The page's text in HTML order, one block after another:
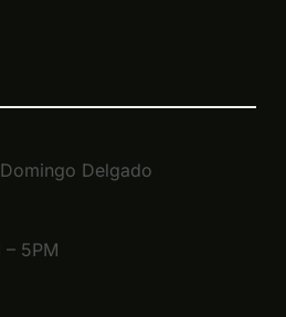
Delgado
– 5PM